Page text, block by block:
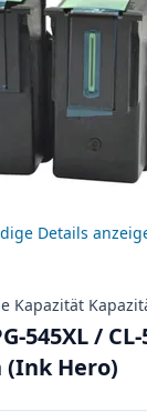
Details
Kapazität
545XL / CL-
Hero)